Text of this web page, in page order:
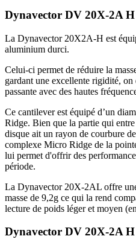
Dynavector DV 20X-2A
La Dynavector 20X2A-H est
aluminium durci.
Celui-ci permet de réduire la
gardant une excellente rigidité,
passante avec des hautes
Ce cantilever est équipé d’un
Ridge. Bien que la partie qui
disque ait un rayon de courbure
complexe Micro Ridge de la
lui permet d'offrir des
période.
La Dynavector 20X-2AL offre
masse de 9,2g ce qui la rend
lecture de poids léger et moyen
Dynavector DV 20X-2A H